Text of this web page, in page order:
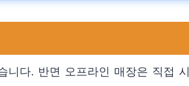
다. 반면 오프라인 매장은 직접